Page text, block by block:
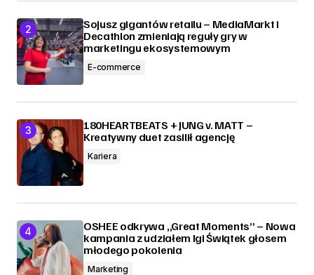
Sojusz gigantów retailu – MediaMarkt i
Decathlon zmieniają reguły gry w
marketingu ekosystemowym
E-commerce
180HEARTBEATS + JUNG v. MATT –
Kreatywny duet zasilił agencję
Kariera
OSHEE odkrywa „Great Moments” – Nowa
kampania z udziałem Igi Świątek głosem
młodego pokolenia
Marketing